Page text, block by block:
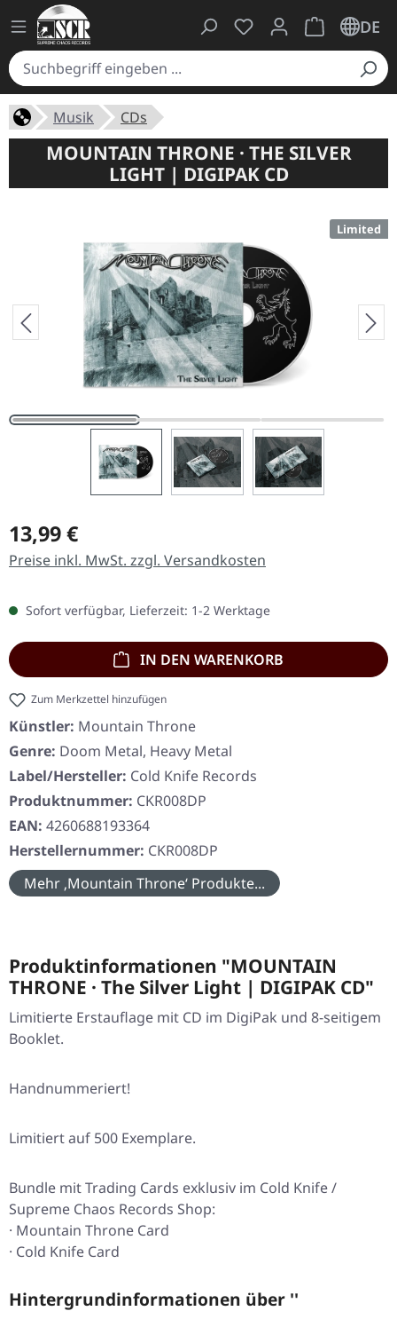
Du hast 0 Produkte
Warenkorb
DE
Musik CDs
MOUNTAIN THRONE · THE SILVER
LIGHT | DIGIPAK CD
Limited
Regulärer Preis:
13,99 €
Preise inkl. MwSt. zzgl. Versandkosten
Sofort verfügbar, Lieferzeit: 1-2 Werktage
IN DEN WARENKORB
Zum Merkzettel hinzufügen
Künstler: Mountain Throne
Genre: Doom Metal, Heavy Metal
Label/Hersteller: Cold Knife Records
Produktnummer: CKR008DP
EAN: 4260688193364
Herstellernummer: CKR008DP
Mehr ‚Mountain Throne‘ Produkte...
Produktinformationen "MOUNTAIN
THRONE · The Silver Light | DIGIPAK CD"
Limitierte Erstauflage mit CD im DigiPak und 8-seitigem
Booklet.
Handnummeriert!
Limitiert auf 500 Exemplare.
Bundle mit Trading Cards exklusiv im Cold Knife /
Supreme Chaos Records Shop:
· Mountain Throne Card
· Cold Knife Card
Hintergrundinformationen über ''